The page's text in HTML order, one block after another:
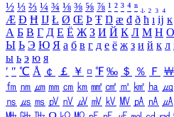
½ ⅓ ⅔ ¼ ¾ ⅛ ⅜ ⅝ ⅞ ¹ ² ³ ⁴ ⁿ ₁ ₂ ₃ ₄
Æ Ð Ħ Ĳ Ł Ø Œ Þ Ŧ Ŋ æ đ ð ħ ı ĳ ĸ
А Б В Г Д Е Ё Ж З И Й К Л М Н О
Ы Ь Э Ю Я а б в г д е ё ж з и й к л
ы ь э ю я
′ ″ ℃ Å ￠ ￡ ￥ ¤ ℉ ‰ ＄ ％ Ｆ ￦
㎙ ㎚ ㎛ ㎜ ㎝ ㎞ ㎟ ㎠ ㎡ ㎢ ㏊ ㎍
㎱ ㎲ ㎳ ㎴ ㎵ ㎶ ㎷ ㎸ ㎹ ㎀ ㎁ ㎂